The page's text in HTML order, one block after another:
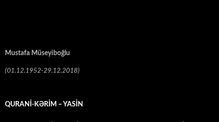
Mustafa Müseyiboğlu
(01.12.1952-29.12.2018)
QURANİ-KƏRİM – YASİN